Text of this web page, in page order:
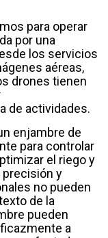
para operar
por una
los servicios
aéreas,
drones tienen
de actividades.
enjambre de
para controlar
el riego y
y
no pueden
de la
pueden
a